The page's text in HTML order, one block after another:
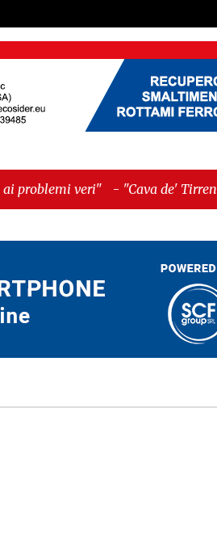
- "Cava de' Tirreni, quando la